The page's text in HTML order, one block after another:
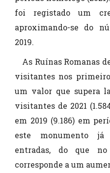
foi registado um
aproximando-se do
2019.
As Ruínas Romanas
visitantes nos
um valor que supera
visitantes de 2021
em 2019 (9.186) em
este monumento
entradas, do que
corresponde a um